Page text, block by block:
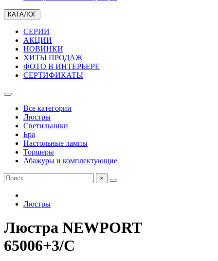
КАТАЛОГ
СЕРИИ
АКЦИИ
НОВИНКИ
ХИТЫ ПРОДАЖ
ФОТО В ИНТЕРЬЕРЕ
СЕРТИФИКАТЫ
Все категории
Люстры
Светильники
Бра
Настольные лампы
Торшеры
Абажуры и комплектующие
×
Люстры
Люстра NEWPORT
65006+3/C